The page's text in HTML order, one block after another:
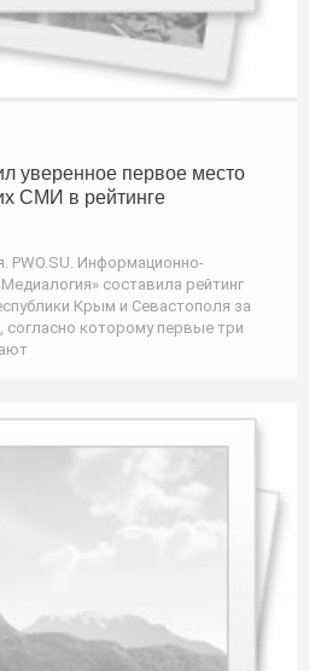
уверенное первое место
СМИ в рейтинге
PWO.SU. Информационно-
составила рейтинг
Крым и Севастополя за
согласно которому первые три